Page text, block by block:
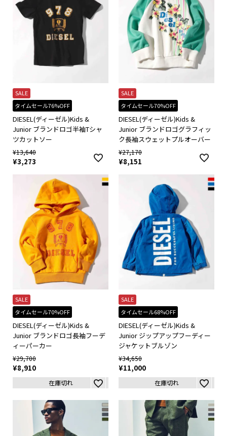
SALE
タイムセール76%OFF
DIESEL(ディーゼル)Kids &
Junior ブランドロゴ半袖Tシャ
ツカットソー
¥13,640
¥3,273
SALE
タイムセール70%OFF
DIESEL(ディーゼル)Kids &
Junior ブランドロゴグラフィッ
ク長袖スウェットプルオーバー
¥27,170
¥8,151
SALE
タイムセール70%OFF
DIESEL(ディーゼル)Kids &
Junior ブランドロゴ長袖フーデ
ィーパーカー
¥29,700
¥8,910
在庫切れ
SALE
タイムセール68%OFF
DIESEL(ディーゼル)Kids &
Junior ジップアップフーディー
ジャケットブルゾン
¥34,650
¥11,000
在庫切れ